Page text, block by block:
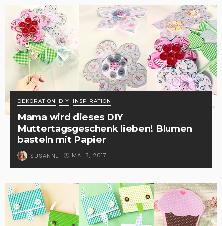
DEKORATION DIY INSPIRATION
Mama wird dieses DIY
Muttertagsgeschenk lieben! Blumen
basteln mit Papier
SUSANNE MAI 3, 2017